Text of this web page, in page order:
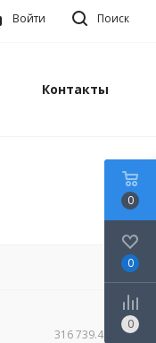
Поиск
Войти
Контакты
316 739.41
0
0
0